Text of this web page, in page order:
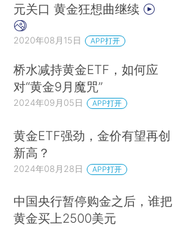
元关口 黄金狂想曲继续
2020年08月15日 APP打开
桥水减持黄金ETF，如何应
对“黄金9月魔咒”
2024年09月05日 APP打开
黄金ETF强劲，金价有望再创
新高？
2024年08月28日 APP打开
中国央行暂停购金之后，谁把
黄金买上2500美元